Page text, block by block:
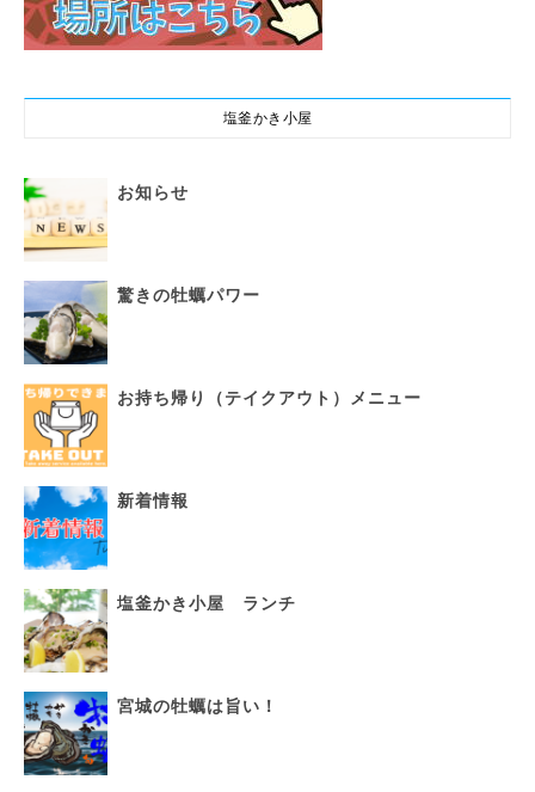
塩釜かき小屋
お知らせ
驚きの牡蠣パワー
お持ち帰り（テイクアウト）メニュー
新着情報
塩釜かき小屋 ランチ
宮城の牡蠣は旨い！